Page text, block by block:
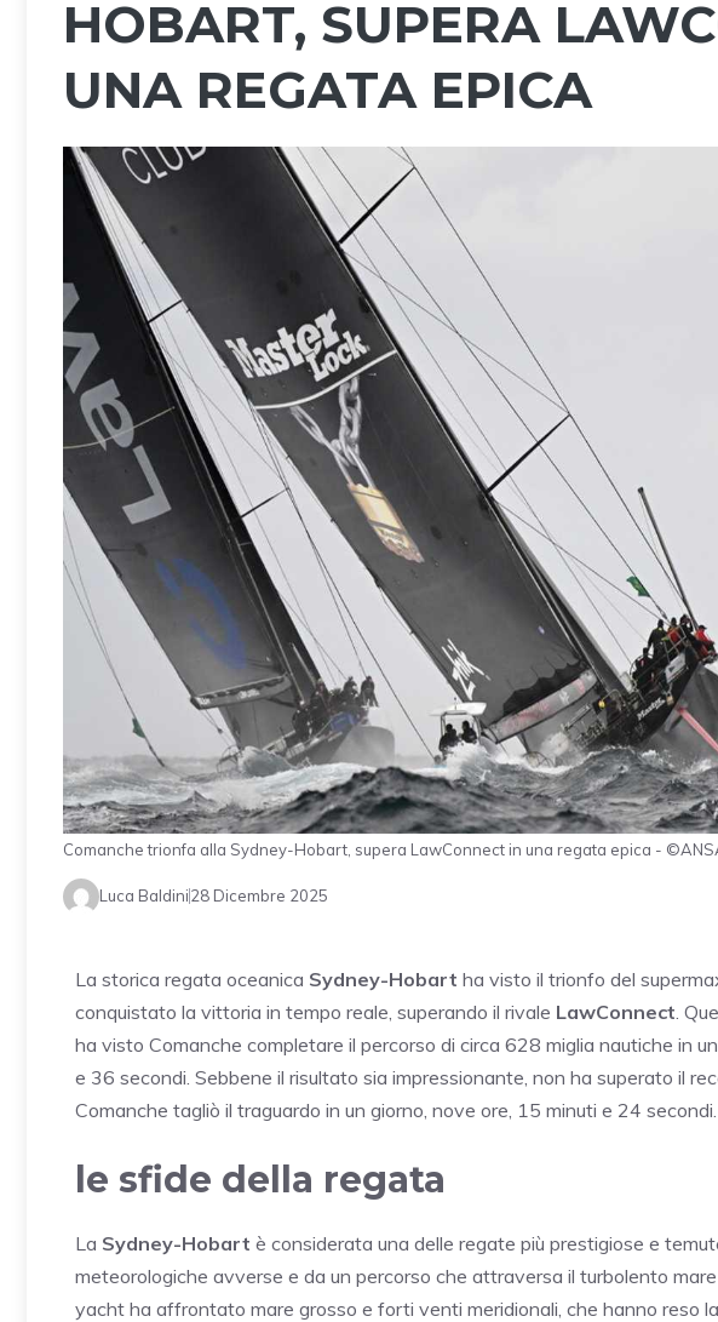
HOBART, SUPERA
UNA REGATA EPICA
Comanche trionfa alla Sydney-Hobart, supera LawConnect in una regata epica -
Luca Baldini28 Dicembre 2025
La storica regata oceanica Sydney-Hobart ha visto il trionfo del
conquistato la vittoria in tempo reale, superando il rivale LawConnect .
ha visto Comanche completare il percorso di circa 628 miglia nautiche in
e 36 secondi. Sebbene il risultato sia impressionante, non ha superato il
Comanche tagliò il traguardo in un giorno, nove ore, 15 minuti e 24 secondi.
le sfide della regata
La Sydney-Hobart è considerata una delle regate più prestigiose e
meteorologiche avverse e da un percorso che attraversa il turbolento
yacht ha affrontato mare grosso e forti venti meridionali, che hanno reso